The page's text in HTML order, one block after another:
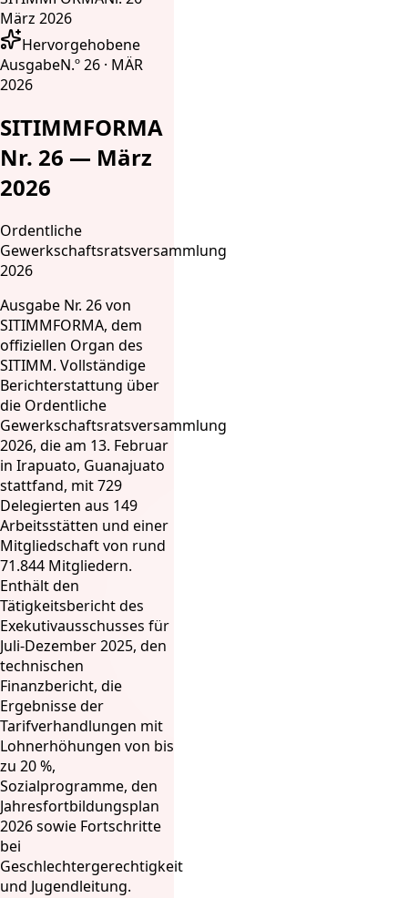
März 2026
Hervorgehobene
AusgabeN.º 26 · MÄR
2026
SITIMMFORMA
Nr. 26 — März
2026
Ordentliche
Gewerkschaftsratsversammlung
2026
Ausgabe Nr. 26 von
SITIMMFORMA, dem
offiziellen Organ des
SITIMM. Vollständige
Berichterstattung über
die Ordentliche
Gewerkschaftsratsversammlung
2026, die am 13. Februar
in Irapuato, Guanajuato
stattfand, mit 729
Delegierten aus 149
Arbeitsstätten und einer
Mitgliedschaft von rund
71.844 Mitgliedern.
Enthält den
Tätigkeitsbericht des
Exekutivausschusses für
Juli-Dezember 2025, den
technischen
Finanzbericht, die
Ergebnisse der
Tarifverhandlungen mit
Lohnerhöhungen von bis
zu 20 %,
Sozialprogramme, den
Jahresfortbildungsplan
2026 sowie Fortschritte
bei
Geschlechtergerechtigkeit
und Jugendleitung.